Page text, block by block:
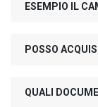
ESEMPIO IL
POSSO
QUALI